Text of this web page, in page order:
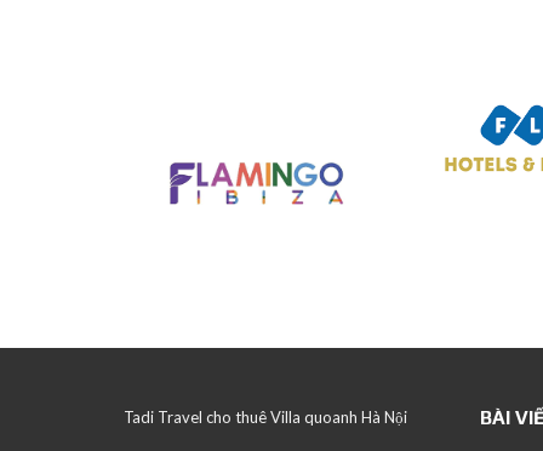
Tadi Travel cho thuê Villa quoanh Hà Nội BÀI